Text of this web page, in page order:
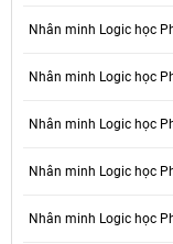
Nhân minh Logic học
Nhân minh Logic học
Nhân minh Logic học
Nhân minh Logic học
Nhân minh Logic học